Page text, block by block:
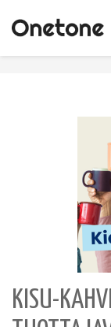
KISU-